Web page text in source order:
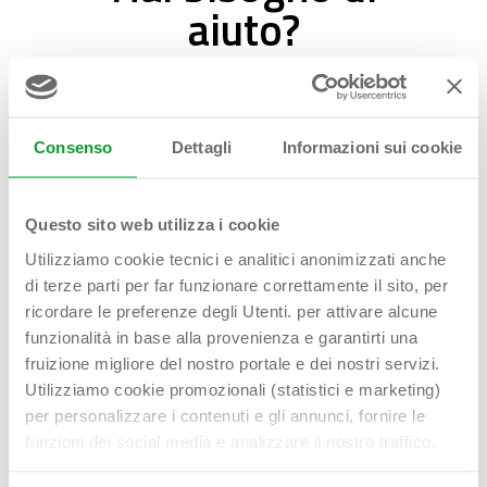
Consenso Dettagli Informazioni sui cookie
Questo sito web utilizza i cookie
Utilizziamo cookie tecnici e analitici anonimizzati anche
di terze parti per far funzionare correttamente il sito, per
ricordare le preferenze degli Utenti. per attivare alcune
funzionalità in base alla provenienza e garantirti una
fruizione migliore del nostro portale e dei nostri servizi.
Utilizziamo cookie promozionali (statistici e marketing)
per personalizzare i contenuti e gli annunci, fornire le
funzioni dei social media e analizzare il nostro traffico.
aiuto?
Contattaci!
Email address*
Telephone*